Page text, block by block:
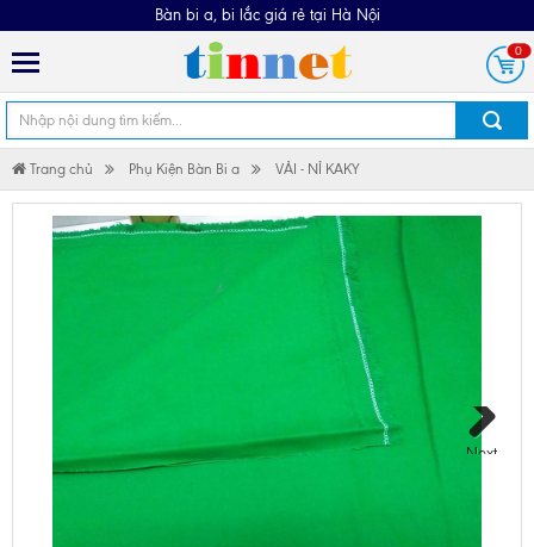
Bàn bi a, bi lắc giá rẻ tại Hà Nội
0
Trang chủ Phụ Kiện Bàn Bi a VẢI - NỈ KAKY
Next